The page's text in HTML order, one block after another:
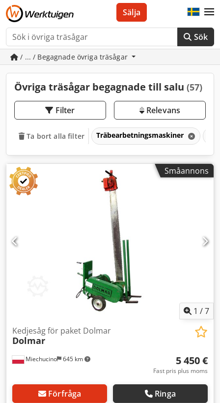
Sök
Sälja
/ ... / Begagnade övriga träsågar
Övriga träsågar begagnade till salu (57)
Filter Relevans
Ta bort alla filter Träbearbetningsmaskiner
Småannons
1 /7
Miechucino 645 km
Kedjesåg för paket Dolmar
Dolmar
5 450 €
Fast pris plus moms
Förfråga Ringa